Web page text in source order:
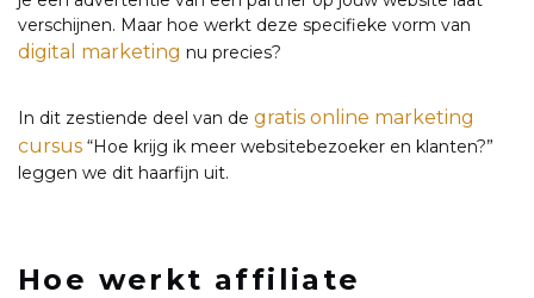
verschijnen. Maar hoe werkt deze specifieke vorm van
digital marketing nu precies?
In dit zestiende deel van de gratis online marketing
cursus “Hoe krijg ik meer websitebezoeker en klanten?”
leggen we dit haarfijn uit.
Hoe werkt affiliate